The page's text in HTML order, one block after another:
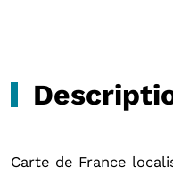
Carte de France